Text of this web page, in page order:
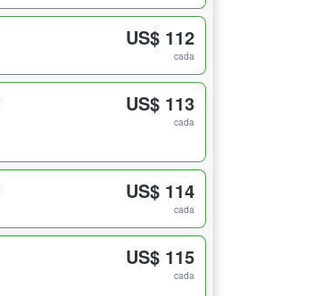
US$ 112
cada
US$ 113
cada
US$ 114
cada
US$ 115
cada